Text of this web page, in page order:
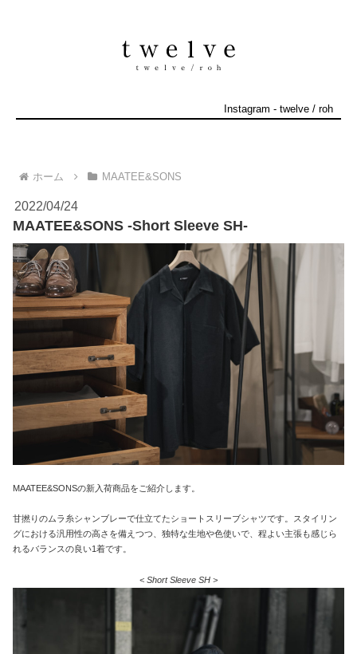
Instagram - twelve / roh
ホーム MAATEE&SONS
2022/04/24
MAATEE&SONS -Short Sleeve SH-
MAATEE&SONSの新入荷商品をご紹介します。
甘撚りのムラ糸シャンブレーで仕立てたショートスリーブシャツです。スタイリン
グにおける汎用性の高さを備えつつ、独特な生地や色使いで、程よい主張も感じら
れるバランスの良い1着です。
< Short Sleeve SH >